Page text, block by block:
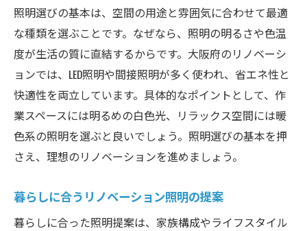
案
照明配置でリノベーション空間を美しく
間接照明が生み出すリノベーションの魅力
省エネ照明で賢く進めるリノベの工夫
省エネリノベーション照明で光熱費を節約
リノベーション照明選びは省エネが重要
省エネ照明でリノベーションの快適性向上
術
調光機能付きリノベーション照明の活用法
照明選びの基本は、空間の用途と雰囲気に合わせて最適
な種類を選ぶことです。なぜなら、照明の明るさや色温
度が生活の質に直結するからです。大阪府のリノベーシ
ョンでは、LED照明や間接照明が多く使われ、省エネ性と
快適性を両立しています。具体的なポイントとして、作
業スペースには明るめの白色光、リラックス空間には暖
色系の照明を選ぶと良いでしょう。照明選びの基本を押
さえ、理想のリノベーションを進めましょう。
暮らしに合うリノベーション照明の提案
暮らしに合った照明提案は、家族構成やライフスタイル